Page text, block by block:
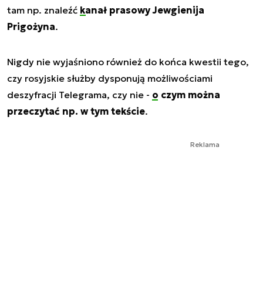
tam np. znaleźć kanał prasowy Jewgienija
Prigożyna.
Nigdy nie wyjaśniono również do końca kwestii tego,
czy rosyjskie służby dysponują możliwościami
deszyfracji Telegrama, czy nie - o czym można
przeczytać np. w tym tekście.
Reklama